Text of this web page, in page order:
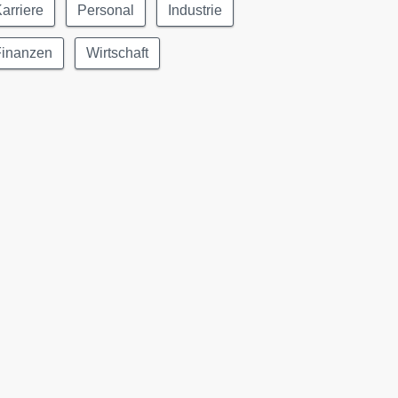
Personal Industrie
Wirtschaft